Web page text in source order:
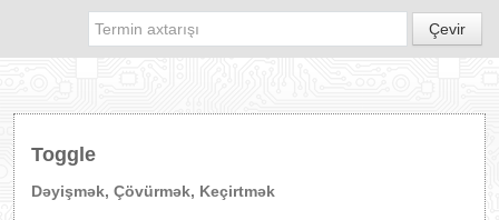
TƏDBİRLƏR
PROQRAMLAR
Çevir
Toggle
Dəyişmək, Çövürmək, Keçirtmək